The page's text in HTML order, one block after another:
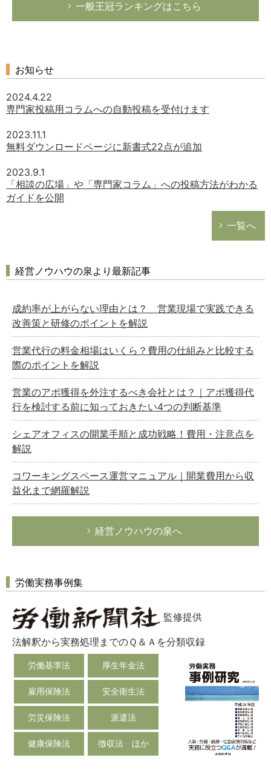
一般王冠ランキングはこちら
お知らせ
2024.4.22
専門家投稿用コラムへの自動投稿を受付けます
2023.11.1
無料ダウンロードページに新書式22点が追加
2023.9.1
「相談の広場」や「専門家コラム」への投稿方法がわかる
ガイドを公開
一覧へ
経営ノウハウの泉より最新記事
成約率が上がらない理由とは？ 営業現場で実践できる
改善策と研修のポイントを解説
営業代行の料金相場はいくら？費用の仕組みと比較する
際のポイントを解説
営業のアポ獲得を外注するべき会社とは？｜アポ獲得代
行を検討する前に知っておきたい4つの判断基準
シェアオフィスの開業手順と成功戦略！費用・注意点を
解説
コワーキングスペース運営マニュアル｜開業費用から収
益化まで網羅解説
経営ノウハウの泉へ
労働実務事例集
監修提供
法解釈から実務処理までのＱ＆Ａを分類収録
労働基準法 厚生年金法
雇用保険法 安全衛生法
労災保険法 派遣法
健康保険法 徴収法 ほか